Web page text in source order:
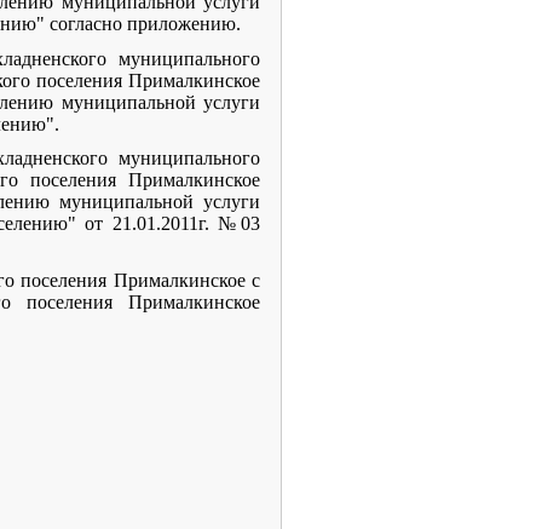
согласно приложению.
муниципального
поселения Прималкинское
муниципальной услуги
муниципального
поселения Прималкинское
муниципальной услуги
от 21.01.2011г. №03
поселения Прималкинское с
поселения Прималкинское